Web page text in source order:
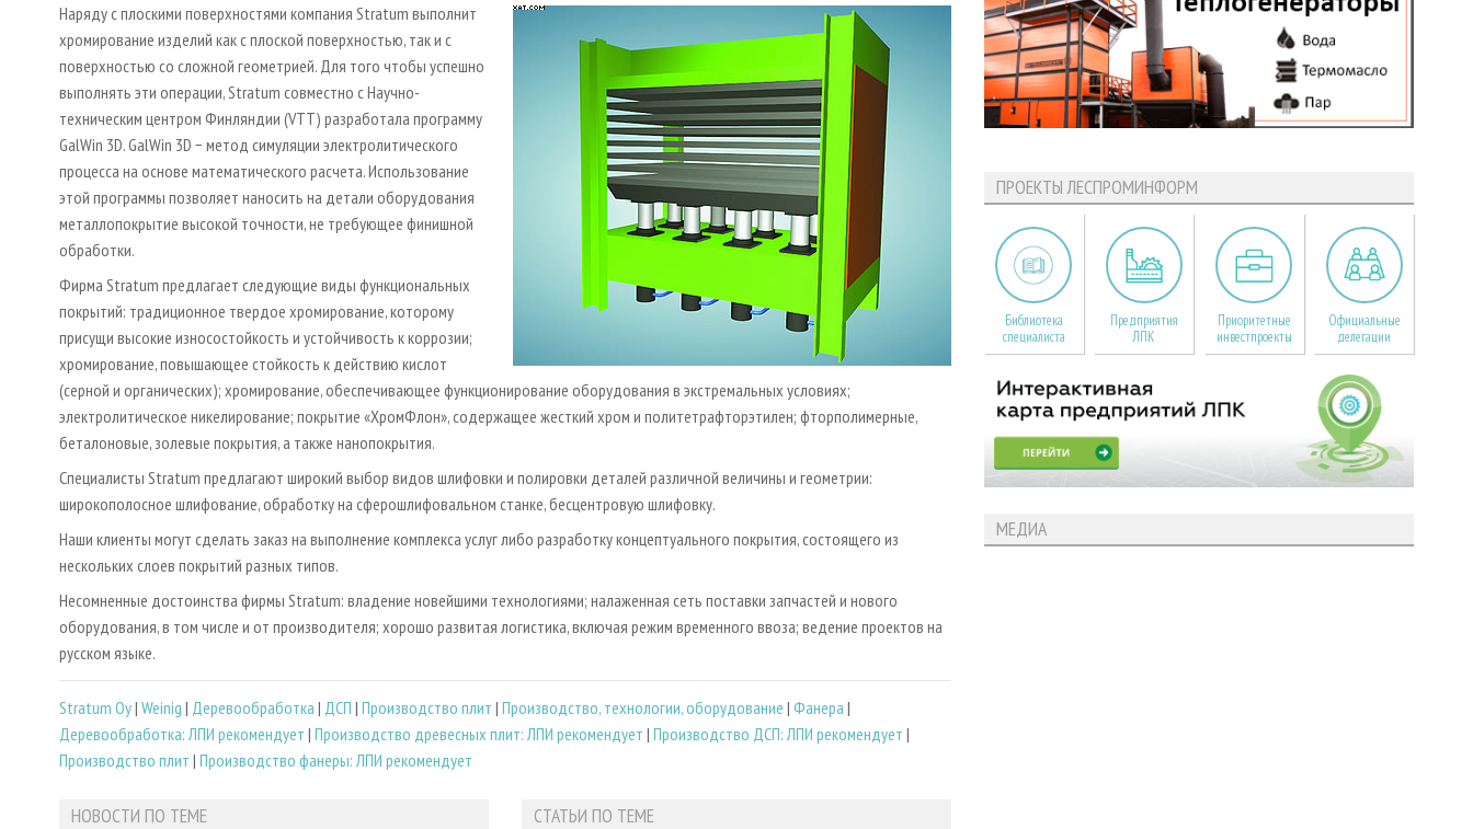
Наряду с плоскими поверхностями компания Stratum выполнит
хромирование изделий как с плоской поверхностью, так и с
поверхностью со сложной геометрией. Для того чтобы успешно
выполнять эти операции, Stratum совместно с Научно-
техническим центром Финляндии (VTT) разработала программу
GalWin 3D. GalWin 3D − метод симуляции электролитического
процесса на основе математического расчета. Использование
этой программы позволяет наносить на детали оборудования
металлопокрытие высокой точности, не требующее финишной
обработки.
Фирма Stratum предлагает следующие виды функциональных
покрытий: традиционное твердое хромирование, которому
присущи высокие износостойкость и устойчивость к коррозии;
хромирование, повышающее стойкость к действию кислот
(серной и органических); хромирование, обеспечивающее функционирование оборудования в экстремальных условиях;
электролитическое никелирование; покрытие «ХромФлон», содержащее жесткий хром и политетрафторэтилен; фторполимерные,
беталоновые, золевые покрытия, а также нанопокрытия.
Специалисты Stratum предлагают широкий выбор видов шлифовки и полировки деталей различной величины и геометрии:
широкополосное шлифование, обработку на сферошлифовальном станке, бесцентровую шлифовку.
Наши клиенты могут сделать заказ на выполнение комплекса услуг либо разработку концептуального покрытия, состоящего из
нескольких слоев покрытий разных типов.
Несомненные достоинства фирмы Stratum: владение новейшими технологиями; налаженная сеть поставки запчастей и нового
оборудования, в том числе и от производителя; хорошо развитая логистика, включая режим временного ввоза; ведение проектов на
русском языке.
Stratum Oy| Weinig | Деревообработка | ДСП | Производство плит | Производство, технологии, оборудование | Фанера |
Деревообработка: ЛПИ рекомендует | Производство древесных плит: ЛПИ рекомендует | Производство ДСП: ЛПИ рекомендует |
Производство плит | Производство фанеры: ЛПИ рекомендует
НОВОСТИ ПО ТЕМЕ СТАТЬИ ПО ТЕМЕ
ПРОЕКТЫ ЛЕСПРОМИНФОРМ
Библиотека
специалиста
Предприятия
ЛПК
Приоритетные
инвестпроекты
Официальные
делегации
МЕДИА